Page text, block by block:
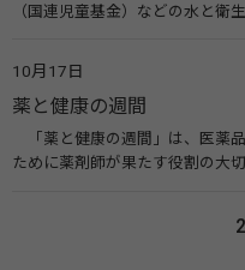
（国連児童基金）などの水と衛
10月17日
薬と健康の週間
「薬と健康の週間」は、医薬
ために薬剤師が果たす役割の大
伝えたい！薬との付き合い方」